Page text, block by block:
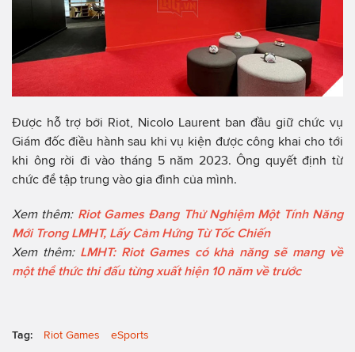
Được hỗ trợ bởi Riot, Nicolo Laurent ban đầu giữ chức vụ
Giám đốc điều hành sau khi vụ kiện được công khai cho tới
khi ông rời đi vào tháng 5 năm 2023. Ông quyết định từ
chức để tập trung vào gia đình của mình.
Xem thêm: Riot Games Đang Thử Nghiệm Một Tính Năng
Mới Trong LMHT, Lấy Cảm Hứng Từ Tốc Chiến
Xem thêm: LMHT: Riot Games có khả năng sẽ mang về
một thể thức thi đấu từng xuất hiện 10 năm về trước
Tag: Riot Games eSports